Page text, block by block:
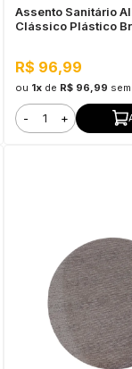
Assento Sanitário
Clássico Plástico
R$ 96,99
ou 1xde R$ 96,99
- +